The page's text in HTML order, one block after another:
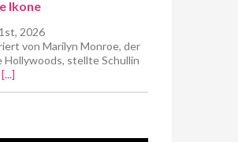
Ikone
2026
von Marilyn Monroe, der
Hollywoods, stellte Schullin
[...]